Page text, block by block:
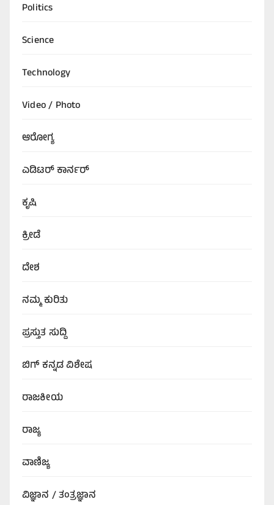
Politics
Science
Technology
Video / Photo
ಆರೋಗ್ಯ
ಎಡಿಟರ್‌ ಕಾರ್ನರ್
ಕೃಷಿ
ಕ್ರೀಡೆ
ದೇಶ
ನಮ್ಮ ಕುರಿತು
ಪ್ರಸ್ತುತ ಸುದ್ದಿ
ಬಿಗ್‌ ಕನ್ನಡ ವಿಶೇಷ
ರಾಜಕೀಯ
ರಾಜ್ಯ
ವಾಣಿಜ್ಯ
ವಿಜ್ಞಾನ / ತಂತ್ರಜ್ಞಾನ